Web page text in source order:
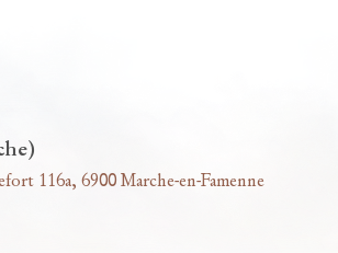
116a, 6900 Marche-en-Famenne